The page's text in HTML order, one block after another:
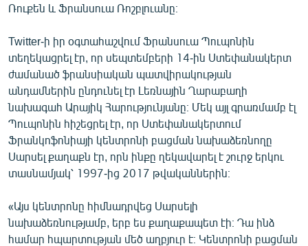
Ռուքեն և Ֆրանսուա Ռոշբլուանը։
Twitter-ի իր օգտահաշվում Ֆրանսուա Պուպոնին
տեղեկացրել էր, որ սեպտեմբերի 14-ին Ստեփանակերտ
ժամանած ֆրանսիական պատվիրակության
անդամներին ընդունել էր Լեռնային Ղարաբաղի
նախագահ Արայիկ Հարությունյանը։ Մեկ այլ գրառմամբ էլ
Պուպոնին հիշեցրել էր, որ Ստեփանակերտում
Ֆրանկոֆոնիայի կենտրոնի բացման նախաձեռնողը
Սարսել քաղաքն էր, որն ինքը ղեկավարել է շուրջ երկու
տասնամյակ՝ 1997-ից 2017 թվականներին։
«Այս կենտրոնը հիմնադրվեց Սարսելի
նախաձեռնությամբ, երբ ես քաղաքապետ էի։ Դա ինձ
համար հպարտության մեծ աղբյուր է։ Կենտրոնի բացման